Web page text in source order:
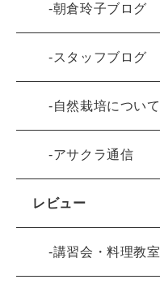
朝倉玲子ブログ
スタッフブログ
自然栽培について
アサクラ通信
レビュー
講習会・料理教室